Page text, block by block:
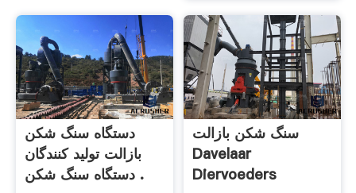
دستگاه سنگ شکن
بازالت تولید کنندگان
دستگاه سنگ شکن .
سنگ شکن بازالت
Davelaar
Diervoeders